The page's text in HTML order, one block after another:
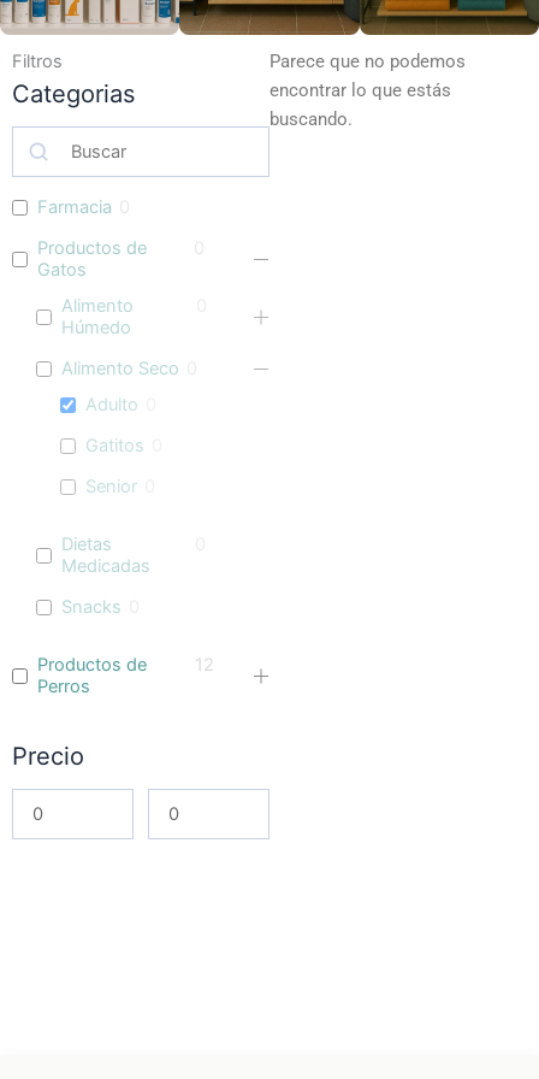
Filtros
Categorias
Farmacia 0
Productos de
Gatos
0
Alimento
Húmedo
Alimento Seco
Adulto
Gatitos
Senior
Dietas
Medicadas
Snacks
Productos de
Perros
12
Precio
Parece que no podemos
encontrar lo que estás
buscando.